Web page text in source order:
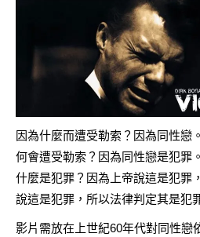
因為什麼而遭受勒索？因為同性戀
何會遭受勒索？因為同性戀是犯罪
什麼是犯罪？因為上帝說這是犯罪
說這是犯罪，所以法律判定其是犯
影片需放在上世紀60年代對同性戀